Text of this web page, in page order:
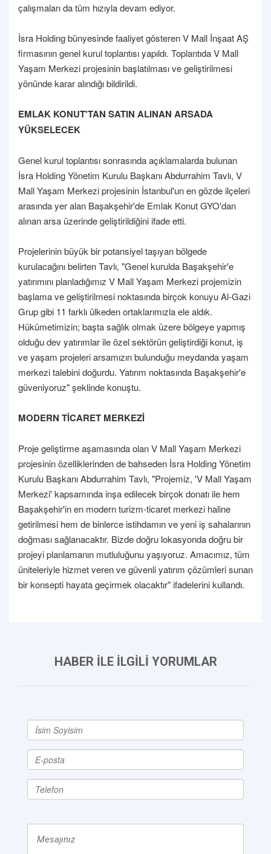
çalışmaları da tüm hızıyla devam ediyor.
İsra Holding bünyesinde faaliyet gösteren V Mall İnşaat AŞ
firmasının genel kurul toplantısı yapıldı. Toplantıda V Mall
Yaşam Merkezi projesinin başlatılması ve geliştirilmesi
yönünde karar alındığı bildirildi.
EMLAK KONUT'TAN SATIN ALINAN ARSADA
YÜKSELECEK
Genel kurul toplantısı sonrasında açıklamalarda bulunan
İsra Holding Yönetim Kurulu Başkanı Abdurrahim Tavlı, V
Mall Yaşam Merkezi projesinin İstanbul'un en gözde ilçeleri
arasında yer alan Başakşehir'de Emlak Konut GYO'dan
alınan arsa üzerinde geliştirildiğini ifade etti.
Projelerinin büyük bir potansiyel taşıyan bölgede
kurulacağını belirten Tavlı, "Genel kurulda Başakşehir'e
yatırımını planladığımız V Mall Yaşam Merkezi projemizin
başlama ve geliştirilmesi noktasında birçok konuyu Al-Gazi
Grup gibi 11 farklı ülkeden ortaklarımızla ele aldık.
Hükümetimizin; başta sağlık olmak üzere bölgeye yapmış
olduğu dev yatırımlar ile özel sektörün geliştirdiği konut, iş
ve yaşam projeleri arsamızın bulunduğu meydanda yaşam
merkezi talebini doğurdu. Yatırım noktasında Başakşehir'e
güveniyoruz" şeklinde konuştu.
MODERN TİCARET MERKEZİ
Proje geliştirme aşamasında olan V Mall Yaşam Merkezi
projesinin özelliklerinden de bahseden İsra Holding Yönetim
Kurulu Başkanı Abdurrahim Tavlı, "Projemiz, 'V Mall Yaşam
Merkezi' kapsamında inşa edilecek birçok donatı ile hem
Başakşehir'in en modern turizm-ticaret merkezi haline
getirilmesi hem de binlerce istihdamın ve yeni iş sahalarının
doğması sağlanacaktır. Bizde doğru lokasyonda doğru bir
projeyi planlamanın mutluluğunu yaşıyoruz. Amacımız, tüm
üniteleriyle hizmet veren ve güvenli yatırım çözümleri sunan
bir konsepti hayata geçirmek olacaktır" ifadelerini kullandı.
HABER İLE İLGİLİ YORUMLAR